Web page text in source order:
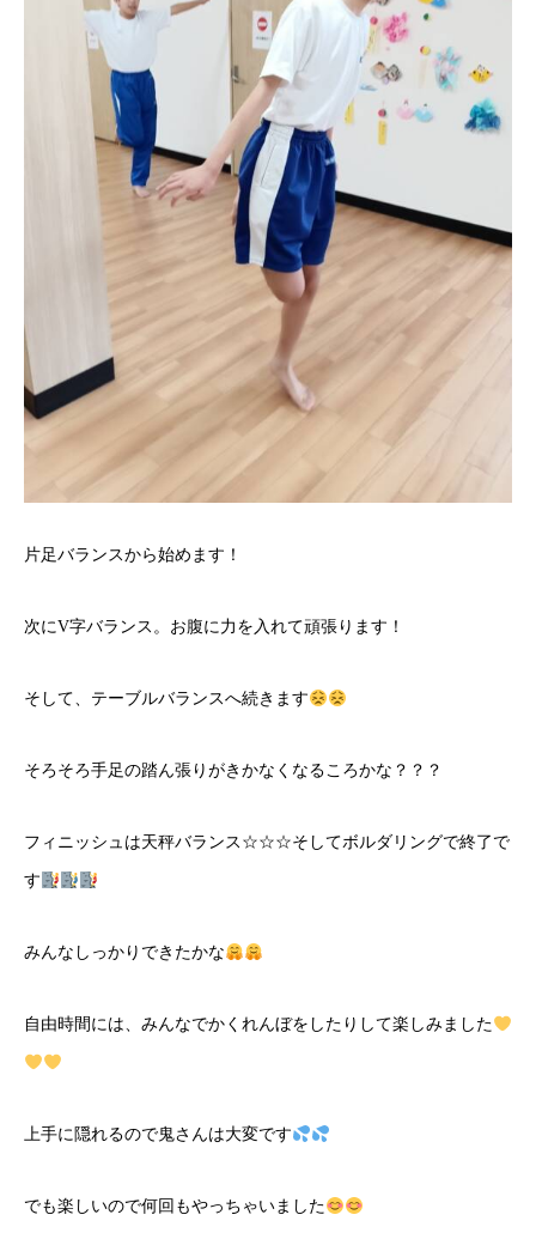
片足バランスから始めます！
次にV字バランス。お腹に力を入れて頑張ります！
そして、テーブルバランスへ続きます
そろそろ手足の踏ん張りがきかなくなるころかな？？？
フィニッシュは天秤バランス☆☆☆そしてボルダリングで終了で
す
みんなしっかりできたかな
自由時間には、みんなでかくれんぼをしたりして楽しみました
上手に隠れるので鬼さんは大変です
でも楽しいので何回もやっちゃいました